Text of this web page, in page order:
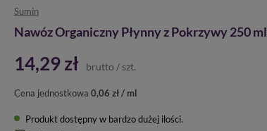
Sumin
Nawóz Organiczny Płynny z Pokrzywy 250 ml
14,29 zł brutto / szt.
Cena jednostkowa 0,06 zł / ml
Produkt dostępny w bardzo dużej ilości